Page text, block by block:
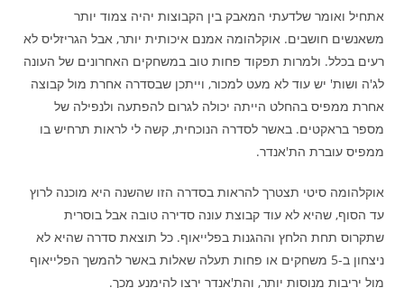
אתחיל ואומר שלדעתי המאבק בין הקבוצות יהיה צמוד יותר
משאנשים חושבים. אוקלהומה אמנם איכותית יותר, אבל הגריזליס לא
רעים בכלל. ולמרות תפקוד פחות טוב במשחקים האחרונים של העונה
לג'ה ושות' יש עוד לא מעט למכור, וייתכן שבסדרה אחרת מול קבוצה
אחרת ממפיס בהחלט הייתה יכולה לגרום להפתעה ולנפילה של
מספר בראקטים. באשר לסדרה הנוכחית, קשה לי לראות תרחיש בו
ממפיס עוברת הת'אנדר.
אוקלהומה סיטי תצטרך להראות בסדרה הזו שהשנה היא מוכנה לרוץ
עד הסוף, שהיא לא עוד קבוצת עונה סדירה טובה אבל בוסרית
שתקרוס תחת הלחץ וההגנות בפלייאוף. כל תוצאת סדרה שהיא לא
ניצחון ב-5 משחקים או פחות תעלה שאלות באשר להמשך הפלייאוף
מול יריבות מנוסות יותר, והת'אנדר ירצו להימנע מכך.